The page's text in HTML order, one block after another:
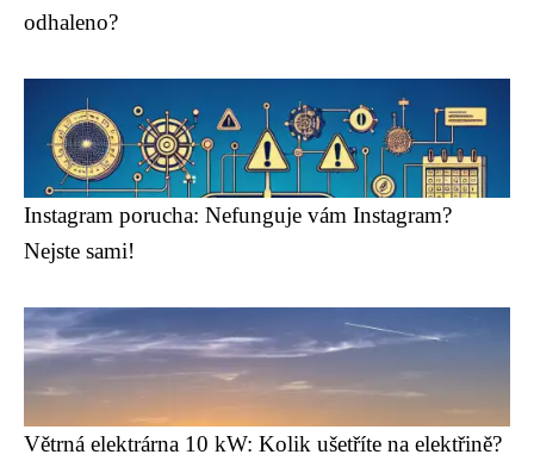
odhaleno?
Instagram porucha: Nefunguje vám Instagram?
Nejste sami!
Větrná elektrárna 10 kW: Kolik ušetříte na elektřině?